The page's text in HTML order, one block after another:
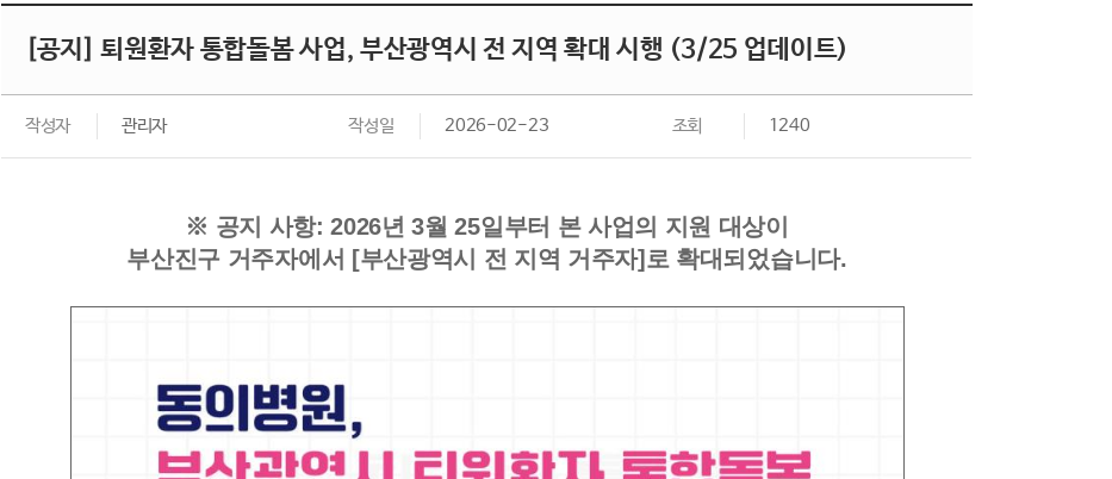
[공지] 퇴원환자 통합돌봄 사업, 부산광역시 전 지역 확대 시행 (3/25 업데이트)
작성자 관리자 작성일 2026-02-23 조회 1240
※ 공지 사항: 2026년 3월 25일부터 본 사업의 지원 대상이
부산진구 거주자에서 [부산광역시 전 지역 거주자]로 확대되었습니다.